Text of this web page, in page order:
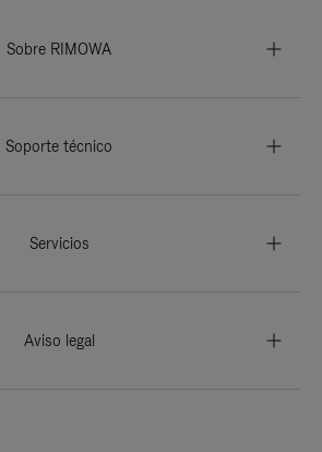
Sobre RIMOWA
Soporte técnico
Servicios
Aviso legal